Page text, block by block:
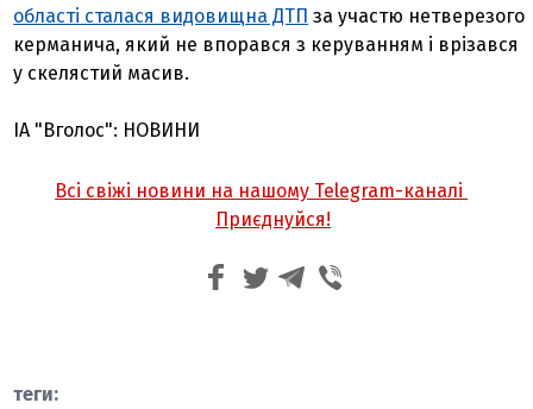
області сталася видовищна ДТП за участю нетверезого
керманича, який не впорався з керуванням і врізався
у скелястий масив.
ІА "Вголос": НОВИНИ
Всі свіжі новини на нашому Telegram-каналі
Приєднуйся!